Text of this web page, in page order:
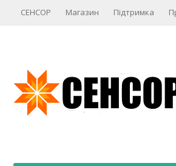
СЕНСОР Магазин Підтримка